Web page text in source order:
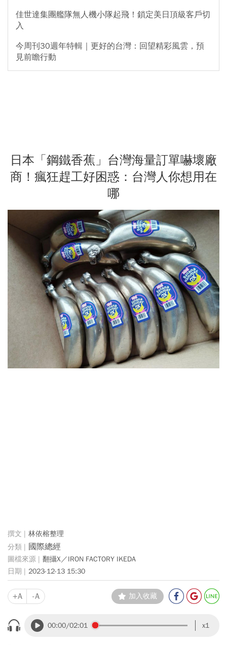
佳世達集團艦隊無人機小隊起飛！鎖定美日頂級客戶切
入
今周刊30週年特輯｜更好的台灣：回望精彩風雲，預
見前瞻行動
日本「鋼鐵香蕉」台灣海量訂單嚇壞廠
商！瘋狂趕工好困惑：台灣人你想用在
哪
林依榕整理
國際總經
翻攝X／IRON FACTORY IKEDA
2023-12-13 15:30
+A -A 加入收藏
00:00/02:01 x1